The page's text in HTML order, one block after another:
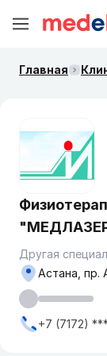
Главная
Другая
Астана, пр.
+7 (7172)